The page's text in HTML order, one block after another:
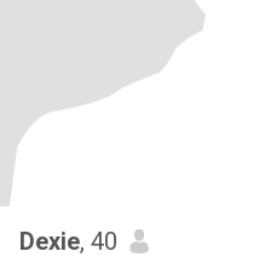
Dexie, 40